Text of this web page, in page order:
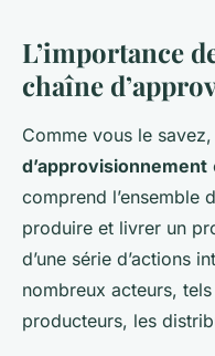
L’importance
chaîne
Comme vous le savez,
d’approvisionnement
comprend l’ensemble
produire et livrer un
d’une série d’actions
nombreux acteurs,
producteurs, les